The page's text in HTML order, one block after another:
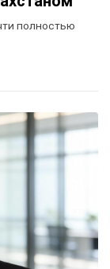
полностью